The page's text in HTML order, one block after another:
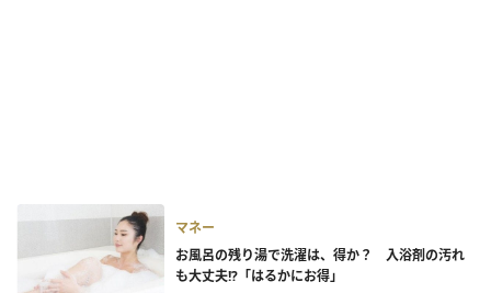
マネー
お風呂の残り湯で洗濯は、得か？ 入浴剤の汚れ
も大丈夫!?「はるかにお得」